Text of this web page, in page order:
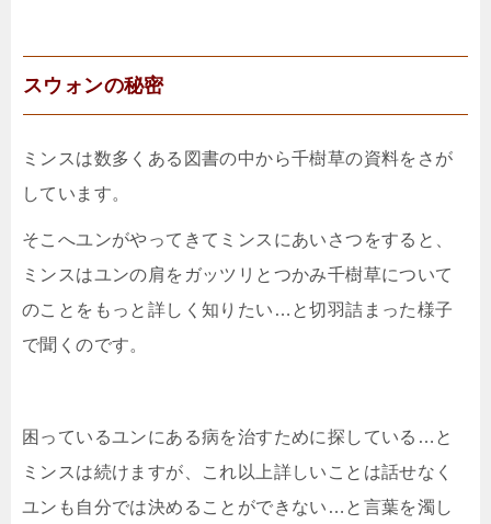
スウォンの秘密
ミンスは数多くある図書の中から千樹草の資料をさが
しています。
そこへユンがやってきてミンスにあいさつをすると、
ミンスはユンの肩をガッツリとつかみ千樹草について
のことをもっと詳しく知りたい…と切羽詰まった様子
で聞くのです。
困っているユンにある病を治すために探している…と
ミンスは続けますが、これ以上詳しいことは話せなく
ユンも自分では決めることができない…と言葉を濁し